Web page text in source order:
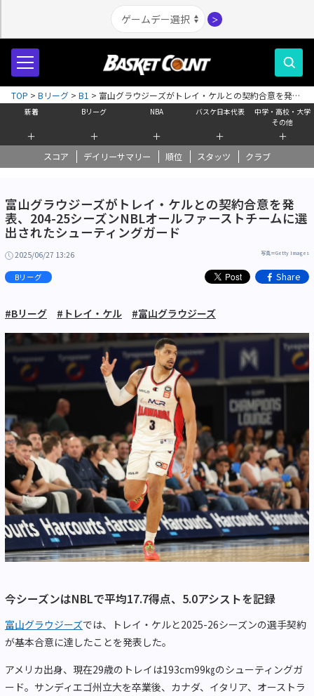
＞
新着
＋
Bリーグ
＋
NBA
＋
バスケ日本代表
＋
中学・高校・大学
その他
＋
スコア デイリーサマリー 順位 スタッツ クラブ
TOP > Bリーグ > B1 > 富山グラウジーズがトレイ・ケルとの契約合意を発
表、204-25シーズンNBLオールファーストチームに選出されたシューティン
グガード
富山グラウジーズがトレイ・ケルとの契約合意を発
表、204-25シーズンNBLオールファーストチームに選
出されたシューティングガード
2025/06/27 13:26 写真＝Getty Images
Bリーグ Share
#Bリーグ #トレイ・ケル #富山グラウジーズ
今シーズンはNBLで平均17.7得点、5.0アシストを記録
富山グラウジーズでは、トレイ・ケルと2025-26シーズンの選手契約
が基本合意に達したことを発表した。
アメリカ出身、現在29歳のトレイは193cm99㎏のシューティングガ
ード。サンディエゴ州立大を卒業後、カナダ、イタリア、オーストラ